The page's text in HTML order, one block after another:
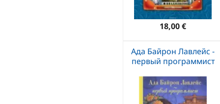
18,00 €
Ада Байрон Лавлейс -
первый программист